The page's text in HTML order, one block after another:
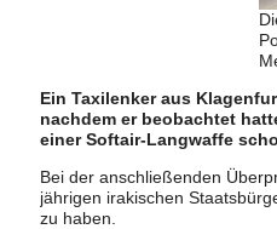
Ein Taxilenker aus
nachdem er beobachtet
einer Softair-Langwaffe
Bei der anschließenden
jährigen irakischen
zu haben.